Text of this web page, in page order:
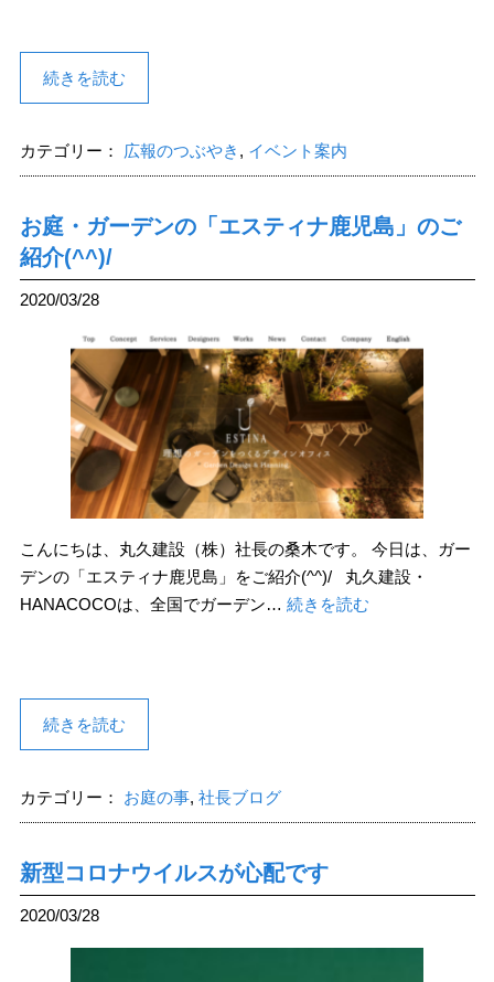
続きを読む
カテゴリー： 広報のつぶやき , イベント案内
お庭・ガーデンの「エスティナ鹿児島」のご
紹介(^^)/
2020/03/28
こんにちは、丸久建設（株）社長の桑木です。 今日は、ガー
デンの「エスティナ鹿児島」をご紹介(^^)/ 丸久建設・
HANACOCOは、全国でガーデン… 続きを読む
続きを読む
カテゴリー： お庭の事, 社長ブログ
新型コロナウイルスが心配です
2020/03/28